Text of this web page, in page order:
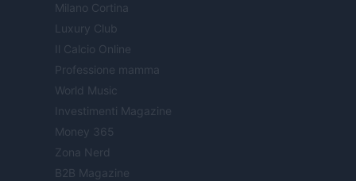
Milano Cortina
Luxury Club
Il Calcio Online
Professione mamma
World Music
Investimenti Magazine
Money 365
Zona Nerd
B2B Magazine